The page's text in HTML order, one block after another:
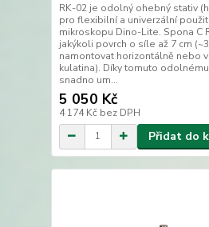
RK-02 je odolný ohebný stativ
pro flexibilní a univerzální
mikroskopu Dino-Lite. Spona C
jakýkoli povrch o síle až 7 cm
namontovat horizontálně nebo
kulatina). Díky tomuto
snadno um...
5 050 Kč
4 174 Kč bez DPH
Přidat do